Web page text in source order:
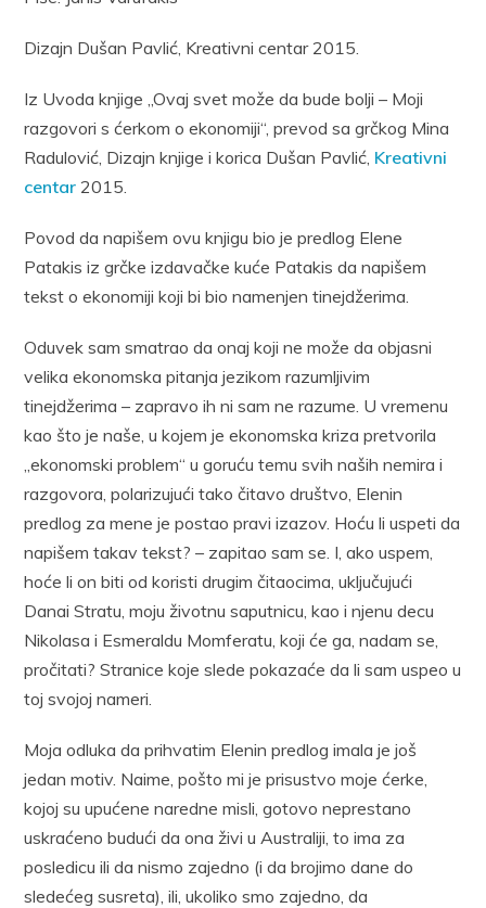
Dizajn Dušan Pavlić, Kreativni centar 2015.
Iz Uvoda knjige „Ovaj svet može da bude bolji – Moji
razgovori s ćerkom o ekonomiji“, prevod sa grčkog Mina
Radulović, Dizajn knjige i korica Dušan Pavlić, Kreativni
centar 2015.
Povod da napišem ovu knjigu bio je predlog Elene
Patakis iz grčke izdavačke kuće Patakis da napišem
tekst o ekonomiji koji bi bio namenjen tinejdžerima.
Oduvek sam smatrao da onaj koji ne može da objasni
velika ekonomska pitanja jezikom razumljivim
tinejdžerima – zapravo ih ni sam ne razume. U vremenu
kao što je naše, u kojem je ekonomska kriza pretvorila
„ekonomski problem“ u goruću temu svih naših nemira i
razgovora, polarizujući tako čitavo društvo, Elenin
predlog za mene je postao pravi izazov. Hoću li uspeti da
napišem takav tekst? – zapitao sam se. I, ako uspem,
hoće li on biti od koristi drugim čitaocima, uključujući
Danai Stratu, moju životnu saputnicu, kao i njenu decu
Nikolasa i Esmeraldu Momferatu, koji će ga, nadam se,
pročitati? Stranice koje slede pokazaće da li sam uspeo u
toj svojoj nameri.
Moja odluka da prihvatim Elenin predlog imala je još
jedan motiv. Naime, pošto mi je prisustvo moje ćerke,
kojoj su upućene naredne misli, gotovo neprestano
uskraćeno budući da ona živi u Australiji, to ima za
posledicu ili da nismo zajedno (i da brojimo dane do
sledećeg susreta), ili, ukoliko smo zajedno, da